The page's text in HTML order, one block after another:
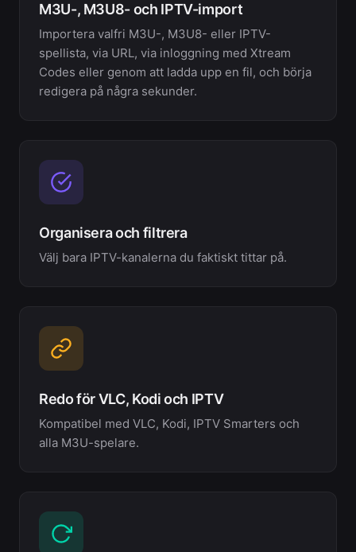
M3U-, M3U8- och IPTV-import
Importera valfri M3U-, M3U8- eller IPTV-
spellista, via URL, via inloggning med Xtream
Codes eller genom att ladda upp en fil, och börja
redigera på några sekunder.
Organisera och filtrera
Välj bara IPTV-kanalerna du faktiskt tittar på.
Redo för VLC, Kodi och IPTV
Kompatibel med VLC, Kodi, IPTV Smarters och
alla M3U-spelare.